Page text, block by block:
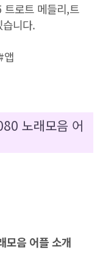
로트 메들리,트
니다.
앱
노래모음 어
음 어플 소개